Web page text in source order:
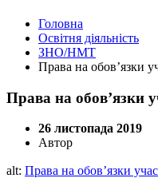
Головна
Освітня діяльність
ЗНО/НМТ
Права на обов’язки
Права на обов’язки
26 листопада 2019
Автор
alt: Права на обов’язки